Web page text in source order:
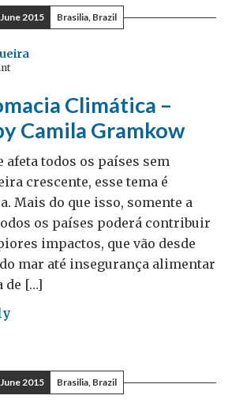
2015 Brasilia, Brazil
Climática –
Camila Gramkow
afeta todos os países sem
crescente, esse tema é
Mais do que isso, somente a
os países poderá contribuir
impactos, que vão desde
mar até insegurança alimentar
de […]
2015 Brasilia, Brazil